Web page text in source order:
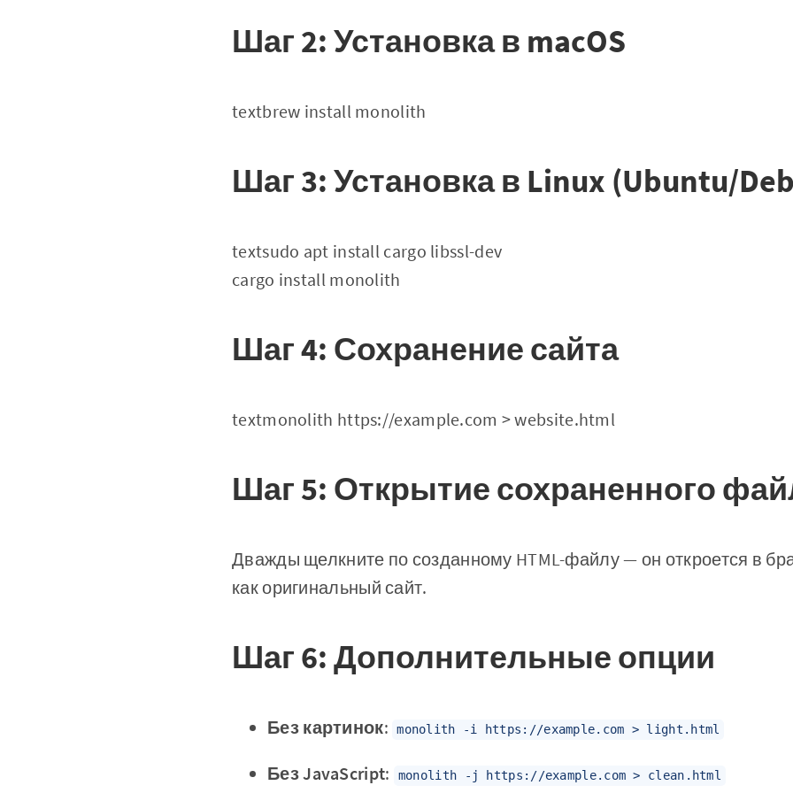
Шаг 2: Установка в macOS
textbrew install monolith
Шаг 3: Установка в Linux (Ubuntu/
textsudo apt install cargo libssl-dev
cargo install monolith
Шаг 4: Сохранение сайта
textmonolith https://example.com > website.html
Шаг 5: Открытие сохраненного
Дважды щелкните по созданному HTML-файлу — он откроется в
как оригинальный сайт.
Шаг 6: Дополнительные опции
Без картинок: monolith -i https://example.com > light.html
Без JavaScript: monolith -j https://example.com > clean.html